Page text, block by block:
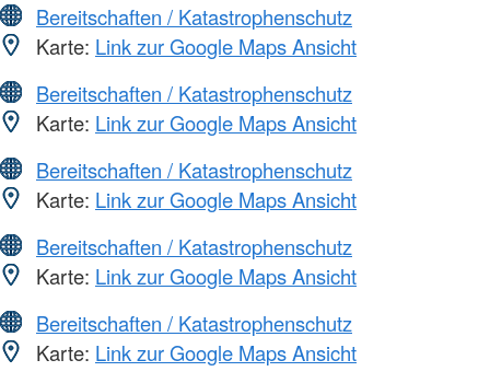
Bereitschaften / Katastrophenschutz
Karte: Link zur Google Maps Ansicht
Bereitschaften / Katastrophenschutz
Karte: Link zur Google Maps Ansicht
Bereitschaften / Katastrophenschutz
Karte: Link zur Google Maps Ansicht
Bereitschaften / Katastrophenschutz
Karte: Link zur Google Maps Ansicht
Bereitschaften / Katastrophenschutz
Karte: Link zur Google Maps Ansicht